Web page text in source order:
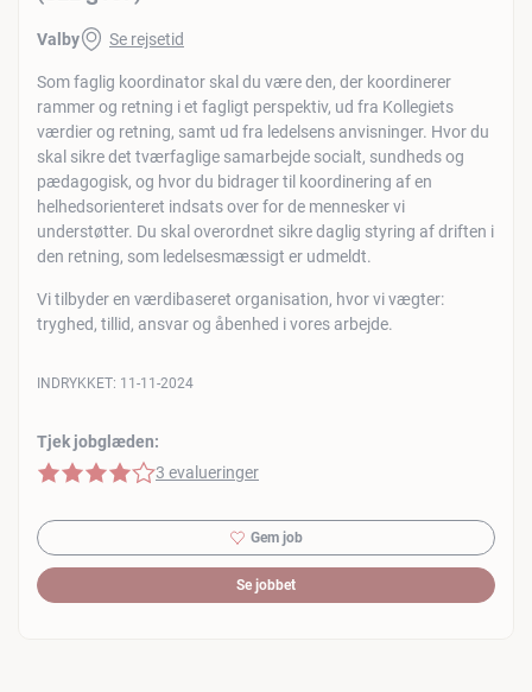
Valby Se rejsetid
Som faglig koordinator skal du være den, der koordinerer
rammer og retning i et fagligt perspektiv, ud fra Kollegiets
værdier og retning, samt ud fra ledelsens anvisninger. Hvor du
skal sikre det tværfaglige samarbejde socialt, sundheds og
pædagogisk, og hvor du bidrager til koordinering af en
helhedsorienteret indsats over for de mennesker vi
understøtter. Du skal overordnet sikre daglig styring af driften i
den retning, som ledelsesmæssigt er udmeldt.
Vi tilbyder en værdibaseret organisation, hvor vi vægter:
tryghed, tillid, ansvar og åbenhed i vores arbejde.
Tjek jobglæden:
4 af 5 stjerner
3 evalueringer
INDRYKKET: 11-11-2024
Gem job
Se jobbet